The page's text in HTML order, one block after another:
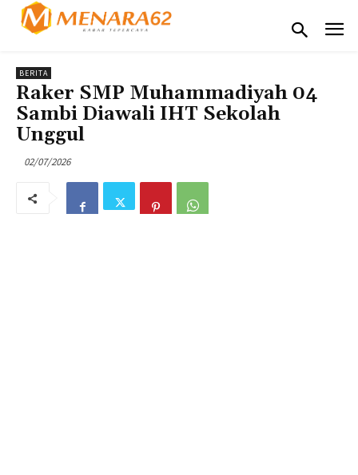
BERITA
Raker SMP Muhammadiyah 04
Sambi Diawali IHT Sekolah
Unggul
02/07/2026